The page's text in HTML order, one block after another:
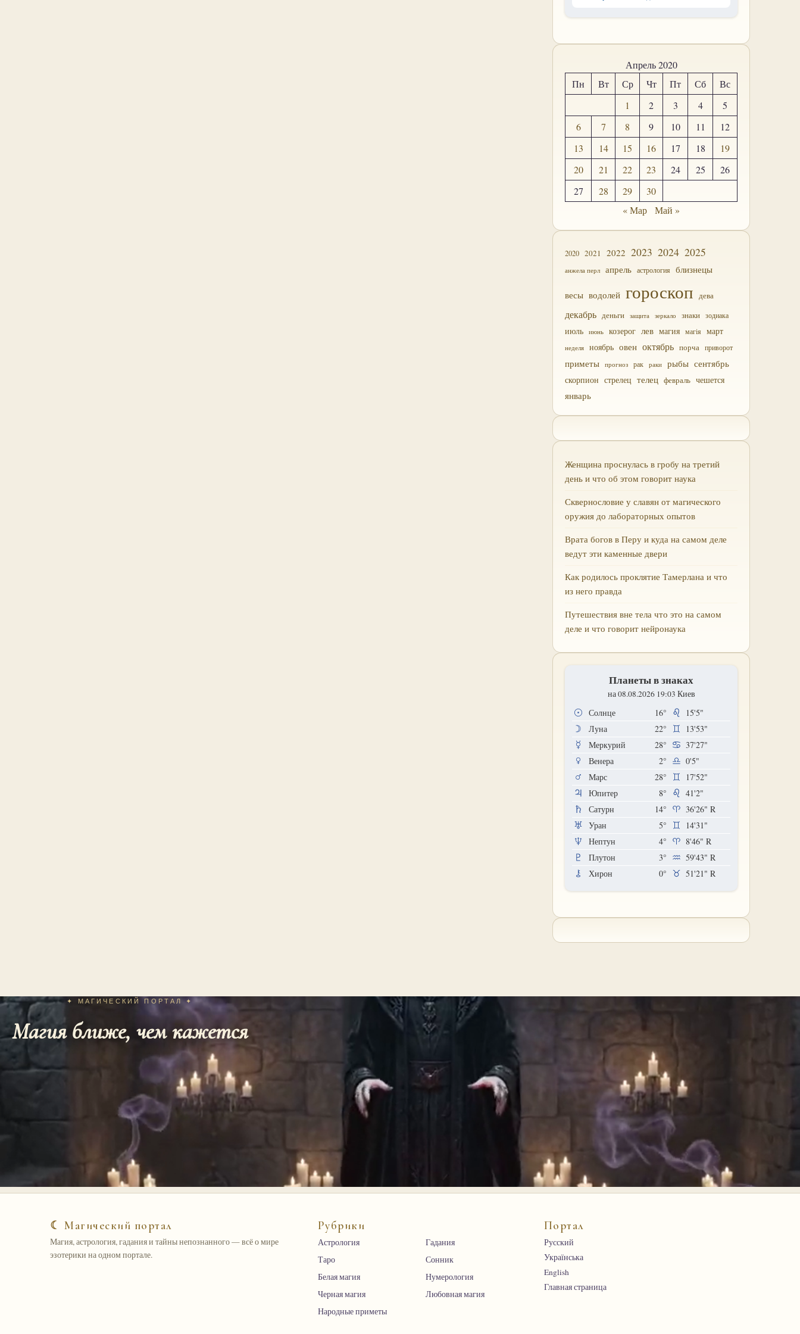
Апрель 2020
Пн
Вт Ср Чт Пт Сб
Вс
1
2 3 4
5
6
7 8 9 10 11
12
13
14 15 16 17 18
19
20
21 22 23 24 25
26
27
28 29
30
« Мар
Май »
2020 2021 2022 2023 2024 2025
анжела перл апрель астрология близнецы
весы водолей гороскоп дева
декабрь деньги защита зеркало знаки зодиака
июль июнь козерог лев магия магія март
неделя ноябрь овен октябрь порча приворот
приметы прогноз рак раки рыбы сентябрь
скорпион стрелец телец февраль чешется
январь
Женщина проснулась в гробу на третий
день и что об этом говорит наука
Сквернословие у славян от магического
оружия до лабораторных опытов
Врата богов в Перу и куда на самом деле
ведут эти каменные двери
Как родилось проклятие Тамерлана и что
из него правда
Путешествия вне тела что это на самом
деле и что говорит нейронаука
Планеты в знаках
на 08.08.2026 19:03 Киев
Солнце 16°
15'5"
Луна
22°
13'53"
Меркурий
28°
37'27"
Венера
2°
0'5"
Марс
28°
17'52"
Юпитер
8°
41'2"
Сатурн
14° 36'26" R
Уран
5°
14'31"
Нептун
4° 8'46" R
Плутон
3° 59'43" R
Хирон
0° 51'21" R
✦ МАГИЧЕСКИЙ ПОРТАЛ ✦
Магия ближе, чем кажется
☾ Магический портал
Магия, астрология, гадания и тайны непознанного — всё о мире
эзотерики на одном портале.
Рубрики
Астрология
Гадания
Таро
Сонник
Белая магия
Нумерология
Черная магия
Любовная магия
Народные приметы
Портал
Русский
Українська
English
Главная страница